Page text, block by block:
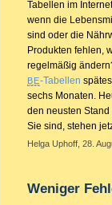
Tabellen im
wenn die
sind oder die
Produkten fehlen,
regelmäßig
BE-Tabellen
sechs Monaten.
den neusten
Sie sind, stehen
Helga Uphoff, 28.
Weniger